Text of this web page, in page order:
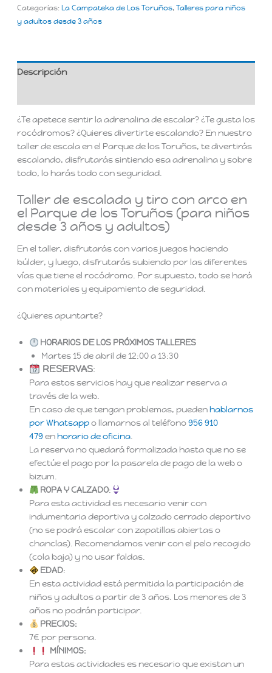
Categorías: La Campateka de Los Toruños,Talleres para niños
y adultos desde 3 años
Descripción
¿Te apetece sentir la adrenalina de escalar? ¿Te gusta los
rocódromos? ¿Quieres divertirte escalando? En nuestro
taller de escala en el Parque de los Toruños, te divertirás
escalando, disfrutarás sintiendo esa adrenalina y sobre
todo, lo harás todo con seguridad.
Taller de escalada y tiro con arco en
el Parque de los Toruños (para niños
desde 3 años y adultos)
En el taller, disfrutarás con varios juegos haciendo
búlder, y luego, disfrutarás subiendo por las diferentes
vías que tiene el rocódromo. Por supuesto, todo se hará
con materiales y equipamiento de seguridad.
¿Quieres apuntarte?
HORARIOS DE LOS PRÓXIMOS TALLERES
Martes 15 de abril de 12:00 a 13:30
RESERVAS:
Para estos servicios hay que realizar reserva a
través de la web.
En caso de que tengan problemas, puedenhablarnos
por Whatsappo llamarnos al teléfono956 910
479enhorario de oficina.
La reserva no quedará formalizada hasta que no se
efectúe el pago por la pasarela de pago de la web o
bizum.
ROPA Y CALZADO:
Para esta actividad es necesario venir con
indumentaria deportiva y calzado cerrado deportivo
(no se podrá escalar con zapatillas abiertas o
chanclas). Recomendamos venir con el pelo recogido
(cola baja) y no usar faldas.
EDAD:
En esta actividad está permitida la participación de
niños y adultos a partir de 3 años. Los menores de 3
años no podrán participar.
PRECIOS:
7€ por persona.
MÍNIMOS:
Para estas actividades es necesario que existan un